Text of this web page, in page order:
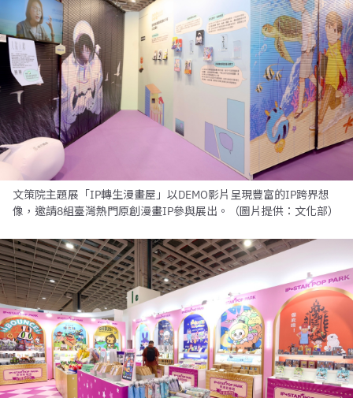
文策院主題展「IP轉生漫畫屋」以DEMO影片呈現豐富的IP跨界想
像，邀請8組臺灣熱門原創漫畫IP參與展出。（圖片提供：文化部）